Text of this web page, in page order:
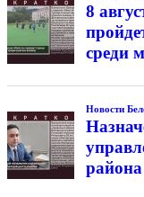
8
среди
Новости
района